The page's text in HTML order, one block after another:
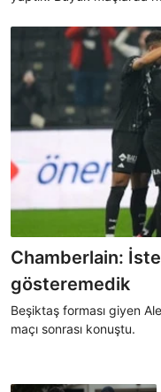
başkaydı" dedi.
Chamberlain:
gösteremedik
Beşiktaş forması giyen
maçı sonrası konuştu.